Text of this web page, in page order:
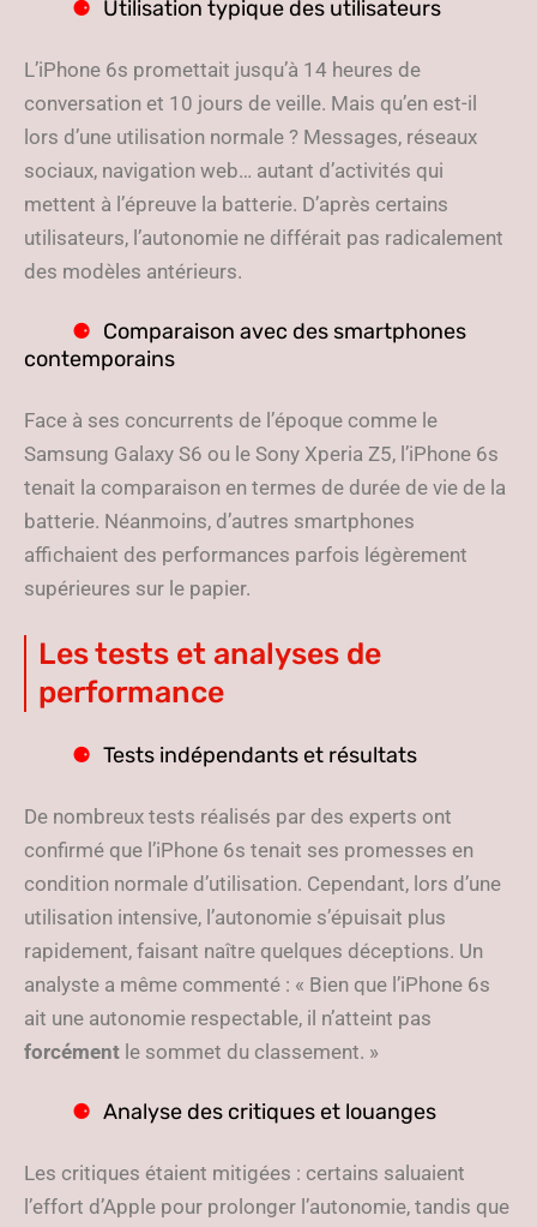
Utilisation typique des utilisateurs
L’iPhone 6s promettait jusqu’à 14 heures de
conversation et 10 jours de veille. Mais qu’en est-il
lors d’une utilisation normale ? Messages, réseaux
sociaux, navigation web… autant d’activités qui
mettent à l’épreuve la batterie. D’après certains
utilisateurs, l’autonomie ne différait pas radicalement
des modèles antérieurs.
Comparaison avec des smartphones
contemporains
Face à ses concurrents de l’époque comme le
Samsung Galaxy S6 ou le Sony Xperia Z5, l’iPhone 6s
tenait la comparaison en termes de durée de vie de la
batterie. Néanmoins, d’autres smartphones
affichaient des performances parfois légèrement
supérieures sur le papier.
Les tests et analyses de
performance
Tests indépendants et résultats
De nombreux tests réalisés par des experts ont
confirmé que l’iPhone 6s tenait ses promesses en
condition normale d’utilisation. Cependant, lors d’une
utilisation intensive, l’autonomie s’épuisait plus
rapidement, faisant naître quelques déceptions. Un
analyste a même commenté : « Bien que l’iPhone 6s
ait une autonomie respectable, il n’atteint pas
forcément le sommet du classement. »
Analyse des critiques et louanges
Les critiques étaient mitigées : certains saluaient
l’effort d’Apple pour prolonger l’autonomie, tandis que